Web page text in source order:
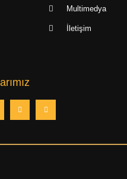
Multimedya
İletişim